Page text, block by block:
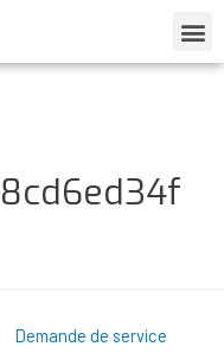
Demande de service